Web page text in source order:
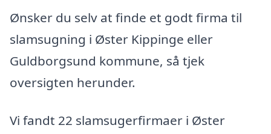
Ønsker du selv at finde et godt firma til
slamsugning i Øster Kippinge eller
Guldborgsund kommune, så tjek
oversigten herunder.
Vi fandt 22 slamsugerfirmaer i Øster